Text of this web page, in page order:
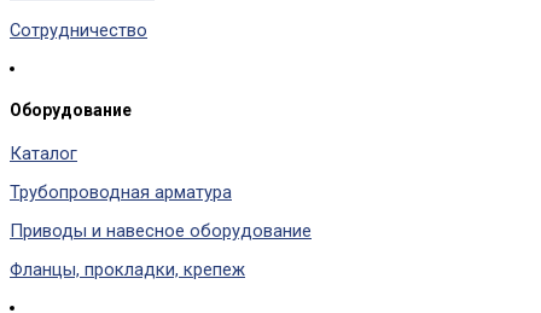
Сотрудничество
Оборудование
Каталог
Трубопроводная арматура
Приводы и навесное оборудование
Фланцы, прокладки, крепеж